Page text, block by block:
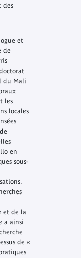
des
et
de
du Mali
les
locales
en
sous-
et de la
a ainsi
de «